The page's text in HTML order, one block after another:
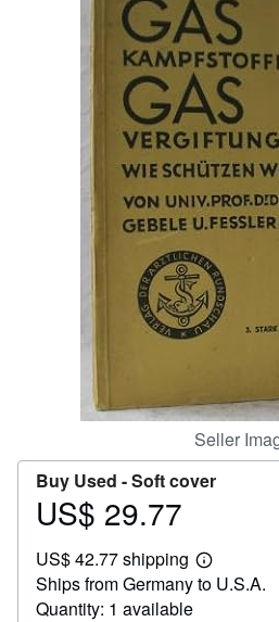
Start Selling
CLOSE
Seller
Buy Used -Soft cover
Price
29.77
US$ 29.77
US$ 42.77 shipping
Learn
more
Ships from Germany to U.S.A.
Quantity: 1 available